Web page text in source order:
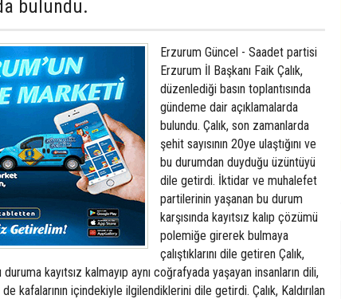
bulundu.
Erzurum Güncel - Saadet partisi
Erzurum İl Başkanı Faik Çalık,
düzenlediği basın toplantısında
gündeme dair açıklamalarda
bulundu. Çalık, son zamanlarda
şehit sayısının 20ye ulaştığını ve
bu durumdan duyduğu üzüntüyü
dile getirdi. İktidar ve muhalefet
partilerinin yaşanan bu durum
karşısında kayıtsız kalıp çözümü
polemiğe girerek bulmaya
çalıştıklarını dile getiren Çalık,
kayıtsız kalmayıp aynı coğrafyada yaşayan insanların dili,
kafalarının içindekiyle ilgilendiklerini dile getirdi. Çalık, Kaldırılan